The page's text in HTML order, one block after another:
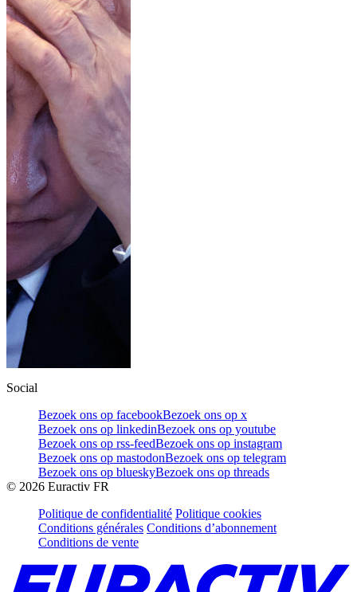
Social
Bezoek ons op facebookBezoek ons op x
Bezoek ons op linkedinBezoek ons op youtube
Bezoek ons op rss-feedBezoek ons op instagram
Bezoek ons op mastodonBezoek ons op telegram
Bezoek ons op blueskyBezoek ons op threads
© 2026 Euractiv FR
Politique de confidentialité Politique cookies
Conditions générales Conditions d’abonnement
Conditions de vente